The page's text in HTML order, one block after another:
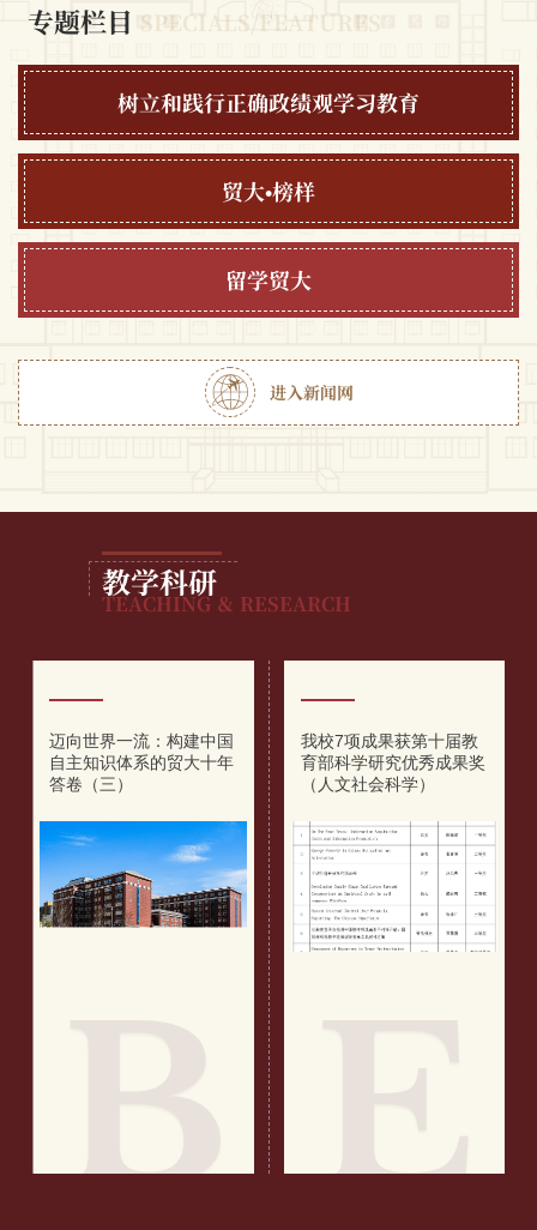
专题栏目 SPECIALS/FEATURES
树立和践行正确政绩观学习教育
贸大•榜样
留学贸大
进入新闻网
教学科研
TEACHING ＆ RESEARCH
我校举办第十五届暑期国
际学校启动仪式
U
我校新增2项国家社科基
金重大专项项目
I